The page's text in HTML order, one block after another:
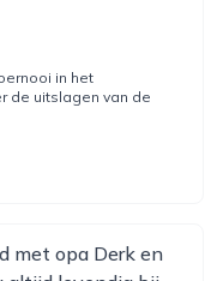
in het
de uitslagen van de
met opa Derk en